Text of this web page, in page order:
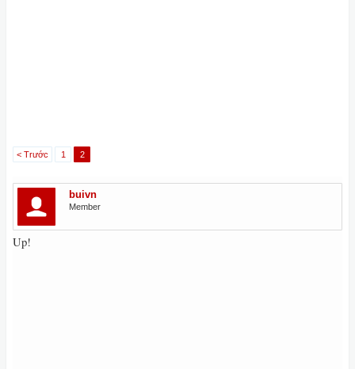
< Trước 1 2
buivn
Member
Up!